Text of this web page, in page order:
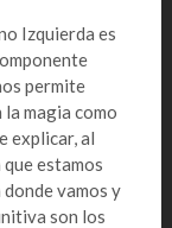
Izquierda es
permite
magia como
explicar, al
estamos
donde vamos y
son los